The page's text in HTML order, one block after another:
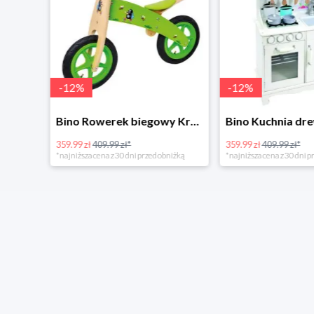
-12%
Bino Rowerek biegowy Krecik
359.99 zł409.99 zł*
*najniższa cena z 30 dni przed obniżką
-12%
359.99 zł409.99 zł*
*najniższa cena z 30 dni